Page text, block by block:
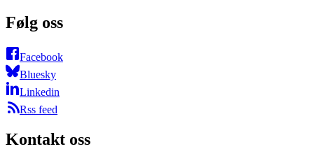
Følg oss
Facebook
Bluesky
Linkedin
Rss feed
Kontakt oss